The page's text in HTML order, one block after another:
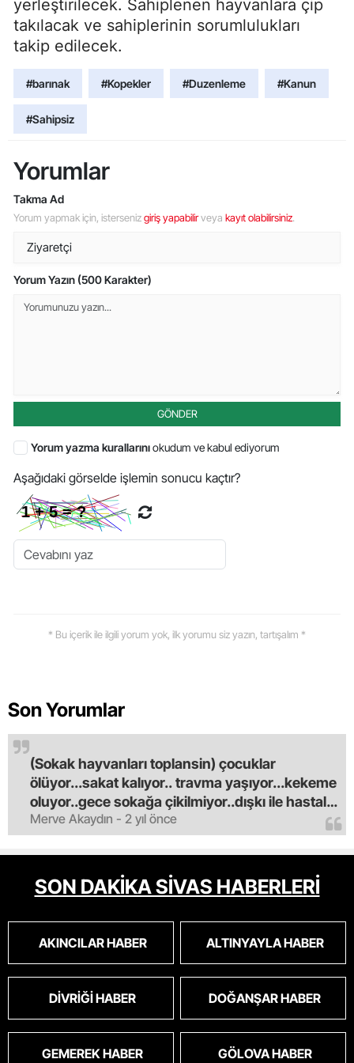
yerleştirilecek. Sahiplenen hayvanlara çip
takılacak ve sahiplerinin sorumlulukları
takip edilecek.
#barınak #Kopekler #Duzenleme #Kanun
#Sahipsiz
Yorumlar
Takma Ad
Yorum yapmak için, istersenizgiriş yapabilirveya kayıt olabilirsiniz.
Yorum Yazın (500 Karakter)
GÖNDER
Yorum yazma kurallarınıokudum ve kabul ediyorum
Aşağıdaki görselde işlemin sonucu kaçtır?
* Bu içerik ile ilgili yorum yok, ilk yorumu siz yazın, tartışalım *
Son Yorumlar
Merve Akaydın - 2 yıl önce
(Sokak hayvanları toplansin) çocuklar
ölüyor...sakat kalıyor.. travma yaşıyor...kekeme
oluyor..gece sokağa çikilmiyor..dışkı ile hastalık
saciyorlar.araba ve taksi olmadan eve
gldemiyoruz.artik bıktık.mama lobisinden para
alan tipler yüzünden bu vahşi hayvanlar
masum algısı yapılıyor.iki gün aç kalsa kendi
cinsini bile öldüren bu kopekler derhal
oldu.korkuyoruz.
SON DAKİKA SİVAS HABERLERİ
AKINCILAR HABER ALTINYAYLA HABER
DIVRIĞI HABER DOĞANŞAR HABER
GEMEREK HABER GÖLOVA HABER